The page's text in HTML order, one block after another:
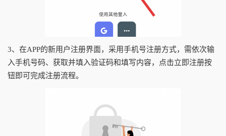
3、在APP的新用户注册界面，采用手机号注册方式，需依次输
入手机号码、获取并填入验证码和填写内容，点击立即注册按
钮即可完成注册流程。